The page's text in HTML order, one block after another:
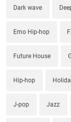
Dark wave
Emo Hip-hop
Future House
Hip-hop
J-pop Jazz